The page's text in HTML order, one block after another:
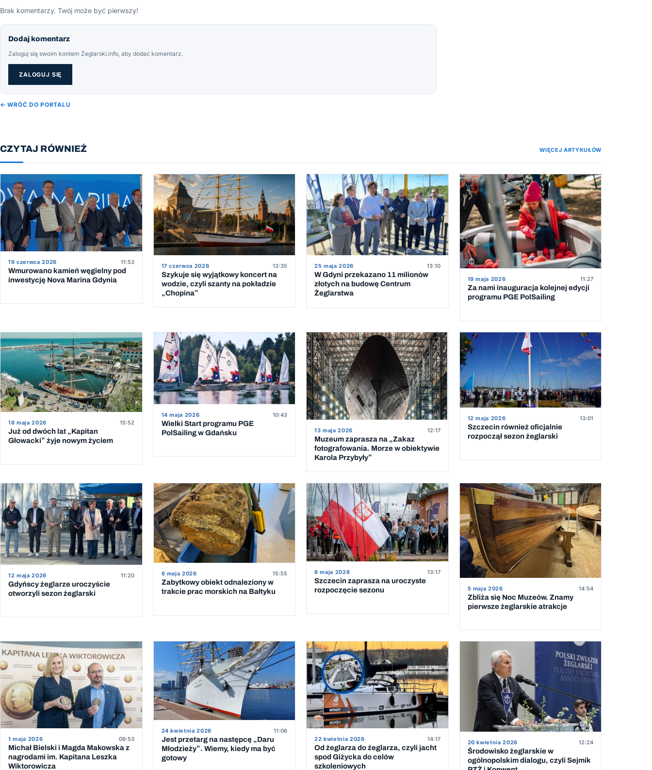
Brak komentarzy. Twój może być pierwszy!
Dodaj komentarz
Zaloguj się swoim kontem Żeglarski.info, aby dodać komentarz.
ZALOGUJ SIĘ
← WRÓĆ DO PORTALU
CZYTAJ RÓWNIEŻ WIĘCEJ ARTYKUŁÓW
19 czerwca 2026 11:53
Wmurowano kamień węgielny pod
inwestycję Nova Marina Gdynia
17 czerwca 2026 13:35
Szykuje się wyjątkowy koncert na
wodzie, czyli szanty na pokładzie
„Chopina”
25 maja 2026 13:10
W Gdyni przekazano 11 milionów
złotych na budowę Centrum
Żeglarstwa
19 maja 2026 11:27
Za nami inauguracja kolejnej edycji
programu PGE PolSailing
18 maja 2026 15:52
Już od dwóch lat „Kapitan
Głowacki” żyje nowym życiem
14 maja 2026 10:43
Wielki Start programu PGE
PolSailing w Gdańsku
13 maja 2026 12:17
Muzeum zaprasza na „Zakaz
fotografowania. Morze w obiektywie
Karola Przybyły”
12 maja 2026 13:01
Szczecin również oficjalnie
rozpoczął sezon żeglarski
12 maja 2026 11:20
Gdyńscy żeglarze uroczyście
otworzyli sezon żeglarski
6 maja 2026 15:55
Zabytkowy obiekt odnaleziony w
trakcie prac morskich na Bałtyku
6 maja 2026 13:17
Szczecin zaprasza na uroczyste
rozpoczęcie sezonu
5 maja 2026 14:54
Zbliża się Noc Muzeów. Znamy
pierwsze żeglarskie atrakcje
1 maja 2026 09:53
Michał Bielski i Magda Makowska z
nagrodami im. Kapitana Leszka
Wiktorowicza
24 kwietnia 2026 11:06
Jest przetarg na następcę „Daru
Młodzieży”. Wiemy, kiedy ma być
gotowy
22 kwietnia 2026 14:17
Od żeglarza do żeglarza, czyli jacht
spod Giżycka do celów
szkoleniowych
20 kwietnia 2026 12:24
Środowisko żeglarskie w
ogólnopolskim dialogu, czyli Sejmik